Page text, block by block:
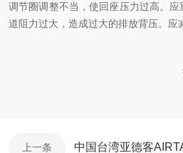
调节圈调整不当，使回座压力过高。
道阻力过大，造成过大的排放背压。应
德国FESTO
微信扫一
上一条 中国台湾亚德客